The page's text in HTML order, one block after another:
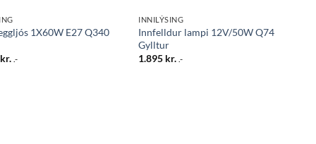
1X60W E27 Q340
kr. .-
INNILÝSING
Innfelldur lampi 12V/50W Q74
Gylltur
1.895 kr. .-